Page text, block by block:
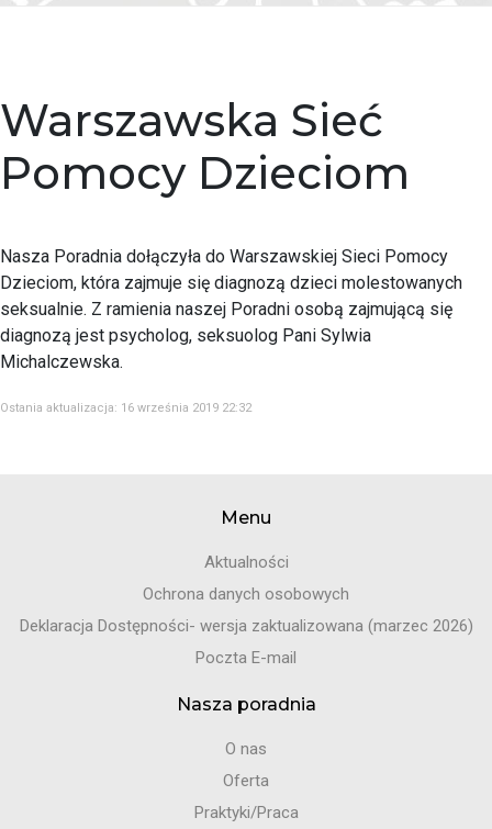
Warszawska Sieć
Pomocy Dzieciom
Nasza Poradnia dołączyła do Warszawskiej Sieci Pomocy
Dzieciom, która zajmuje się diagnozą dzieci molestowanych
seksualnie. Z ramienia naszej Poradni osobą zajmującą się
diagnozą jest psycholog, seksuolog Pani Sylwia
Michalczewska.
Ostania aktualizacja: 16 września 2019 22:32
Menu
Aktualności
Ochrona danych osobowych
Deklaracja Dostępności- wersja zaktualizowana (marzec 2026)
Poczta E-mail
Nasza poradnia
O nas
Oferta
Praktyki/Praca